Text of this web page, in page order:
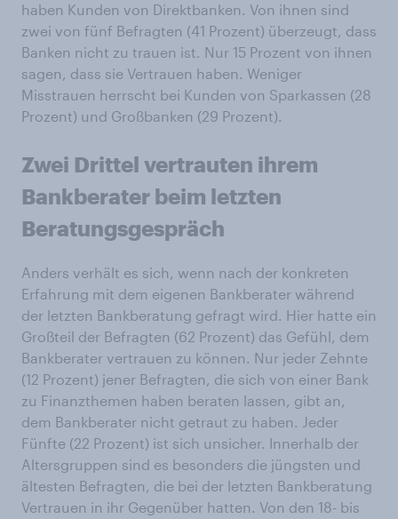
haben Kunden von Direktbanken. Von ihnen sind
zwei von fünf Befragten (41 Prozent) überzeugt, dass
Banken nicht zu trauen ist. Nur 15 Prozent von ihnen
sagen, dass sie Vertrauen haben. Weniger
Misstrauen herrscht bei Kunden von Sparkassen (28
Prozent) und Großbanken (29 Prozent).
Zwei Drittel vertrauten ihrem
Bankberater beim letzten
Beratungsgespräch
Anders verhält es sich, wenn nach der konkreten
Erfahrung mit dem eigenen Bankberater während
der letzten Bankberatung gefragt wird. Hier hatte ein
Großteil der Befragten (62 Prozent) das Gefühl, dem
Bankberater vertrauen zu können. Nur jeder Zehnte
(12 Prozent) jener Befragten, die sich von einer Bank
zu Finanzthemen haben beraten lassen, gibt an,
dem Bankberater nicht getraut zu haben. Jeder
Fünfte (22 Prozent) ist sich unsicher. Innerhalb der
Altersgruppen sind es besonders die jüngsten und
ältesten Befragten, die bei der letzten Bankberatung
Vertrauen in ihr Gegenüber hatten. Von den 18- bis